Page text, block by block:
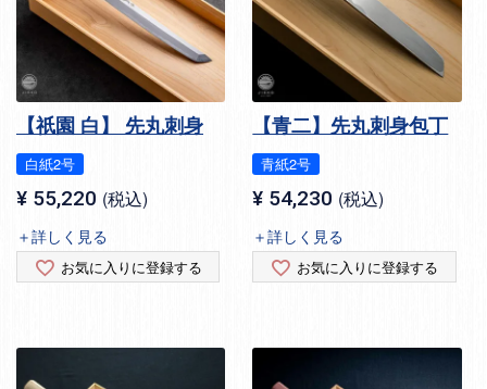
【祇園 白】 先丸刺身
白紙2号
¥ 55,220 税込
＋詳しく見る
お気に入りに登録する
【青二】先丸刺身包丁
青紙2号
¥ 54,230 税込
＋詳しく見る
お気に入りに登録する